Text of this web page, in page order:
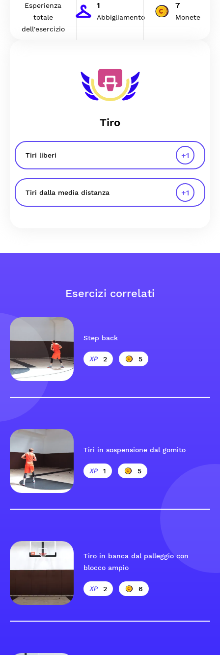
Esperienza
totale
dell'esercizio
1
Abbigliamento
7
Monete
Tiro
Tiri liberi +1
Tiri dalla media distanza +1
Esercizi correlati
Step back
2 5
Tiri in sospensione dal gomito
1 5
Tiro in banca dal palleggio con
blocco ampio
2 6